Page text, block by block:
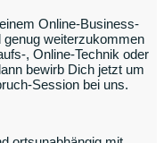
Online-Business-
weiterzukommen
, Online-Technik oder
bewirb Dich jetzt um
Session bei uns.